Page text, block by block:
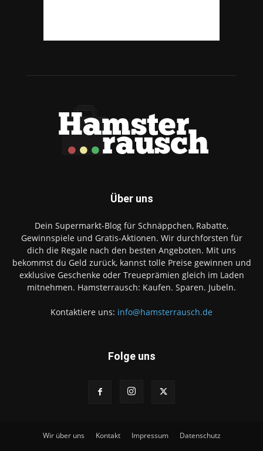
Über uns
Dein Supermarkt-Blog für Schnäppchen, Rabatte,
Gewinnspiele und Gratis-Aktionen. Wir durchforsten für
dich die Regale nach den besten Angeboten. Mit uns
bekommst du Geld zurück, kannst tolle Preise gewinnen und
exklusive Geschenke oder Treueprämien gleich im Laden
mitnehmen. Hamsterrausch: Kaufen. Sparen. Jubeln.
Kontaktiere uns: info@hamsterrausch.de
Folge uns
Wir über uns Kontakt Impressum Datenschutz